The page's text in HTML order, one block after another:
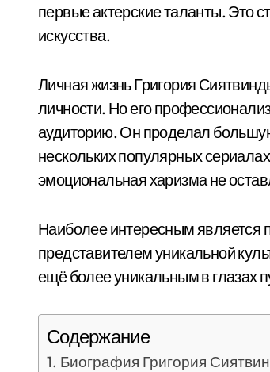
первые актерские таланты. Это
искусства.
Личная жизнь Григория
личности. Но его
аудиторию. Он проделал
нескольких популярных
эмоциональная харизма не
Наиболее интересным является
представителем уникальной
ещё более уникальным в глазах
Содержание
Биография Григория